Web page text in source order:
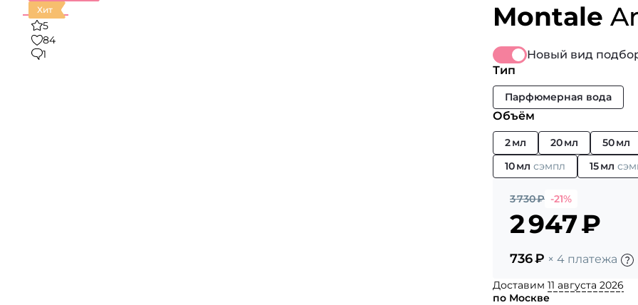
Montale
Хит
5
84
1
Новый вид
Тип
Парфюмерная вода
Объём
2 мл 20 мл 50 мл
10 мл сэмпл 15 мл
3 730₽ -21%
2 947₽
736₽ × 4 платежа
Доставим 11 августа 2026
по Москве